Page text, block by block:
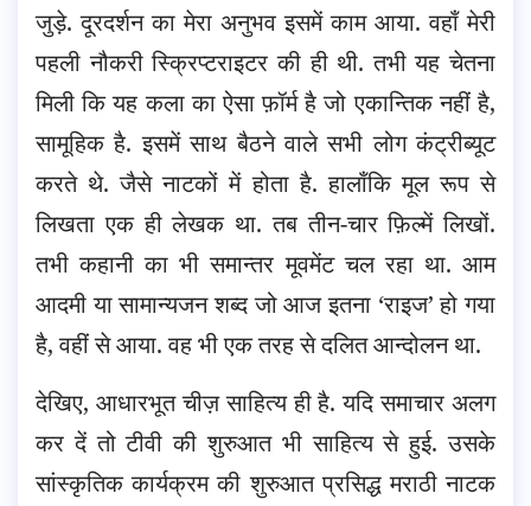
जुड़े. दूरदर्शन का मेरा अनुभव इसमें काम आया. वहाँ मेरी
पहली नौकरी स्क्रिप्टराइटर की ही थी. तभी यह चेतना
मिली कि यह कला का ऐसा फ़ॉर्म है जो एकान्तिक नहीं है,
सामूहिक है. इसमें साथ बैठने वाले सभी लोग कंट्रीब्यूट
करते थे. जैसे नाटकों में होता है. हालाँकि मूल रूप से
लिखता एक ही लेखक था. तब तीन-चार फ़िल्में लिखों.
तभी कहानी का भी समान्तर मूवमेंट चल रहा था. आम
आदमी या सामान्यजन शब्द जो आज इतना ‘राइज’ हो गया
है, वहीं से आया. वह भी एक तरह से दलित आन्दोलन था.
देखिए, आधारभूत चीज़ साहित्य ही है. यदि समाचार अलग
कर दें तो टीवी की शुरुआत भी साहित्य से हुई. उसके
सांस्कृतिक कार्यक्रम की शुरुआत प्रसिद्ध मराठी नाटक